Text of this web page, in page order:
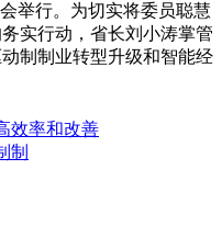
举行。为切实将委员聪慧
实行动，省长刘小涛掌管
制制业转型升级和智能经
效率和改善
制